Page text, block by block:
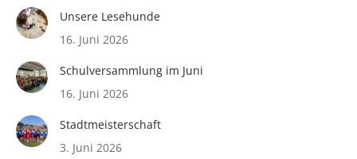
Unsere Lesehunde
16. Juni 2026
Schulversammlung im Juni
16. Juni 2026
Stadtmeisterschaft
3. Juni 2026